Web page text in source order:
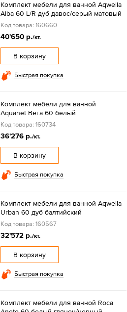
Комплект мебели для ванной Aqwella
Alba 60 L/R дуб давос/серый матовый
Код товара: 160660
40'650 р./кт.
В корзину
Быстрая покупка
Комплект мебели для ванной
Aquanet Вега 60 белый
Код товара: 160734
36'276 р./кт.
В корзину
Быстрая покупка
Комплект мебели для ванной Aqwella
Urban 60 дуб балтийский
Код товара: 160567
32'572 р./кт.
В корзину
Быстрая покупка
Комплект мебели для ванной Roca